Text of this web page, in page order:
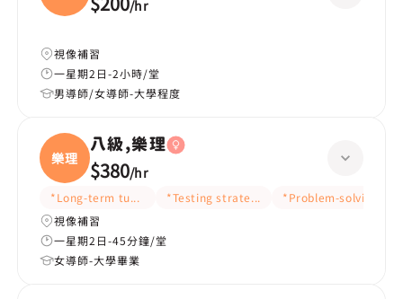
/hr
視像補習
一星期2日-2小時/堂
男導師/女導師-大學程度
樂理
八級,樂理
$380/hr
*Long-term tutoring *Testing strategy *Problem-solving
視像補習
一星期2日-45分鐘/堂
女導師-大學畢業